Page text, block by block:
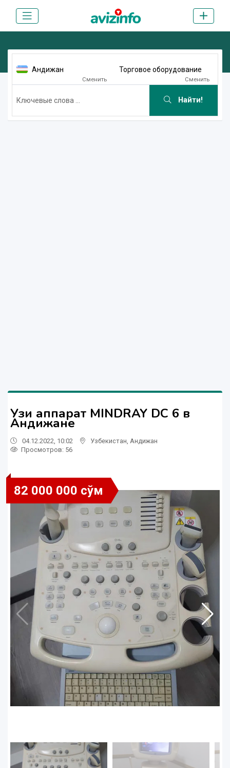
Андижан
Сменить
Торговое оборудование
Сменить
Найти!
Узи аппарат MINDRAY DC 6 в
Андижане
04.12.2022, 10:02 Узбекистан Андижан
Просмотров: 56
82 000 000 сўм